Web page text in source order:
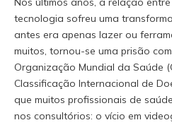
tecnologia sofreu uma
antes era apenas lazer ou
muitos, tornou-se uma prisão
Organização Mundial da Saúde
Classificação Internacional de
que muitos profissionais de
nos consultórios: o vício em